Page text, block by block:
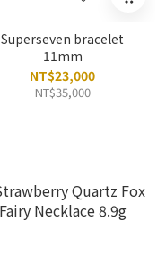
Superseven bracelet
11mm
NT$23,000
NT$35,000